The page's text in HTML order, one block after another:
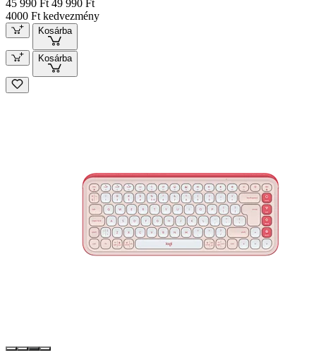
45 990 Ft 49 990 Ft
4000 Ft kedvezmény
Kosárba
Kosárba